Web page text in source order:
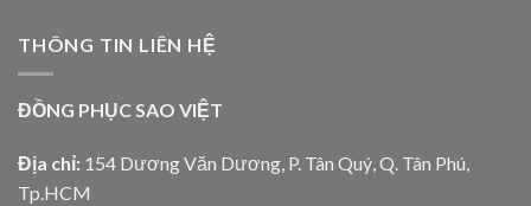
THÔNG TIN LIÊN HỆ
ĐỒNG PHỤC SAO VIỆT
Địa chỉ: 154 Dương Văn Dương, P. Tân Quý, Q. Tân Phú,
Tp.HCM